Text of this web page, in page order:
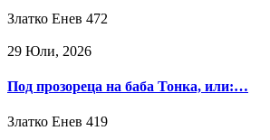
Златко Енев 472
29 Юли, 2026
Под прозореца на баба Тонка, или:…
Златко Енев 419